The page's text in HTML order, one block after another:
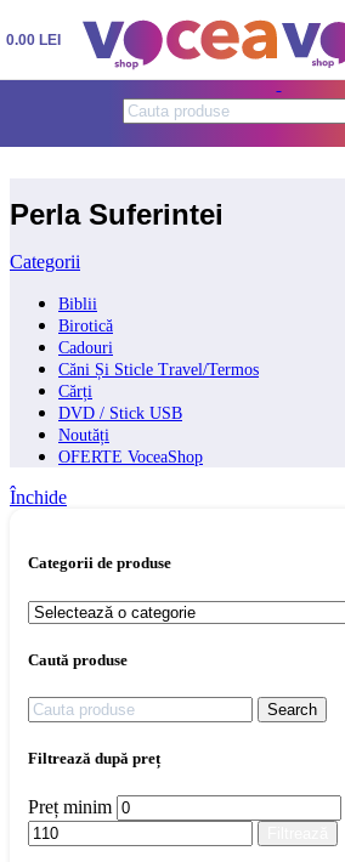
Skip to navigationSkip to main content
0.00 LEI
Perla Suferintei
Categorii
Biblii
Birotică
Cadouri
Căni Și Sticle Travel/Termos
Cărți
DVD / Stick USB
Noutăți
OFERTE VoceaShop
Închide
Categorii de produse
Caută produse
Search
Filtrează după preț
Preț minim